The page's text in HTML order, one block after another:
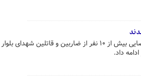
با تلاش سربازان گمنام امام زمان (عج) و اقدامات موثر دستگاه قضایی بیش از ۱۰ نفر از ضاربین و
داد.